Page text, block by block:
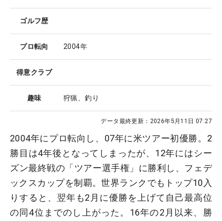
ゴルフ歴
プロ転向 2004年
得意クラブ
趣味 狩猟、釣り
データ最終更新： 2026年5月11日 07:27
2004年にプロ転向し、07年に米ツアー初優勝。2
勝目は4年後となってしまったが、12年にはシー
ズン最終戦の「ツアー選手権」に勝利し、フェデ
ックスカップを制覇。世界ランクでもトップ10入
りすると、翌年も2月に優勝を上げて自己最高位
の同4位までのし上がった。16年の2月以来、勝